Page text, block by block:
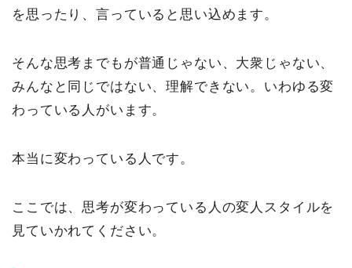
を思ったり、言っていると思い込めます。
そんな思考までもが普通じゃない、大衆じゃない、
みんなと同じではない、理解できない。いわゆる変
わっている人がいます。
本当に変わっている人です。
ここでは、思考が変わっている人の変人スタイルを
見ていかれてください。